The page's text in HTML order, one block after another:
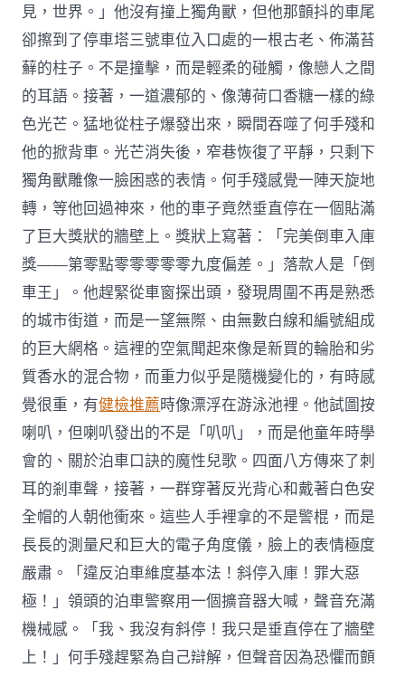
見，世界。」他沒有撞上獨角獸，但他那顫抖的車尾
卻擦到了停車塔三號車位入口處的一根古老、佈滿苔
蘚的柱子。不是撞擊，而是輕柔的碰觸，像戀人之間
的耳語。接著，一道濃郁的、像薄荷口香糖一樣的綠
色光芒。猛地從柱子爆發出來，瞬間吞噬了何手殘和
他的掀背車。光芒消失後，窄巷恢復了平靜，只剩下
獨角獸雕像一臉困惑的表情。何手殘感覺一陣天旋地
轉，等他回過神來，他的車子竟然垂直停在一個貼滿
了巨大獎狀的牆壁上。獎狀上寫著：「完美倒車入庫
獎——第零點零零零零零九度偏差。」落款人是「倒
車王」。他趕緊從車窗探出頭，發現周圍不再是熟悉
的城市街道，而是一望無際、由無數白線和編號組成
的巨大網格。這裡的空氣聞起來像是新買的輪胎和劣
質香水的混合物，而重力似乎是隨機變化的，有時感
覺很重，有健檢推薦時像漂浮在游泳池裡。他試圖按
喇叭，但喇叭發出的不是「叭叭」，而是他童年時學
會的、關於泊車口訣的魔性兒歌。四面八方傳來了刺
耳的剎車聲，接著，一群穿著反光背心和戴著白色安
全帽的人朝他衝來。這些人手裡拿的不是警棍，而是
長長的測量尺和巨大的電子角度儀，臉上的表情極度
嚴肅。「違反泊車維度基本法！斜停入庫！罪大惡
極！」領頭的泊車警察用一個擴音器大喊，聲音充滿
機械感。「我、我沒有斜停！我只是垂直停在了牆壁
上！」何手殘趕緊為自己辯解，但聲音因為恐懼而顫